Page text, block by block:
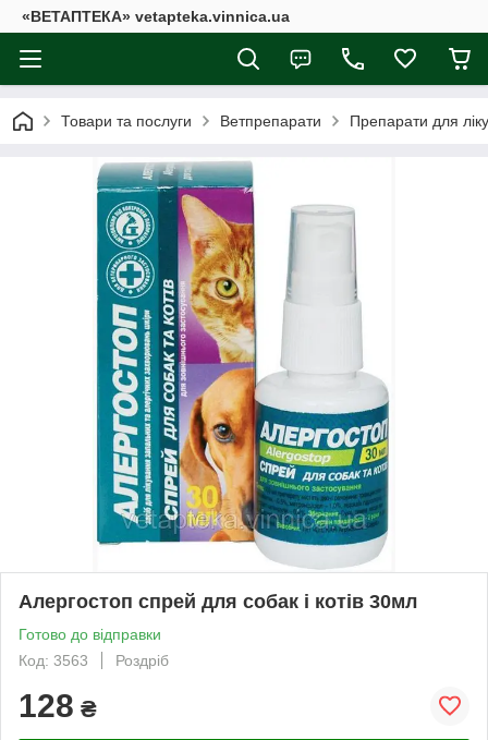
«ВЕТАПТЕКА» vetapteka.vinnica.ua
Товари та послуги Ветпрепарати Препарати для
Алергостоп спрей для собак і котів 30мл
Готово до відправки
Код: 3563
Роздріб
128 ₴